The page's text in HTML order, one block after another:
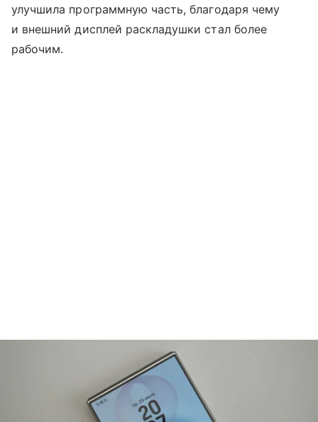
улучшила программную часть, благодаря чему
и внешний дисплей раскладушки стал более
рабочим.